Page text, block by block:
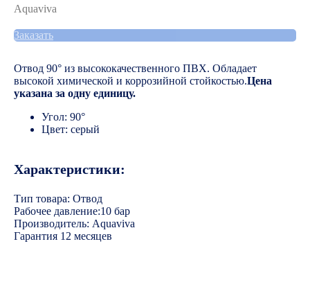
Aquaviva
Заказать
Отвод 90° из высококачественного ПВХ. Обладает
высокой химической и коррозийной стойкостью.Цена
указана за одну единицу.
Угол: 90°
Цвет: серый
Характеристики:
Тип товара: Отвод
Рабочее давление:10 бар
Производитель: Aquaviva
Гарантия 12 месяцев